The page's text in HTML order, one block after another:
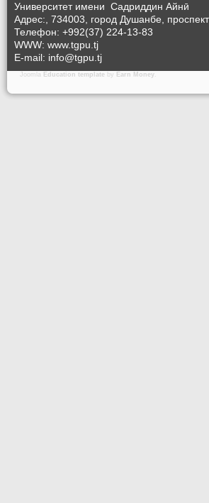
Университет имени Садриддин Айнӣ
Адрес:, 734003, город Душанбе,
Телефон: +992(37) 224-13-83
WWW: www.tgpu.tj
E-mail: info@tgpu.tj
Joomla Education template by Earn Money.